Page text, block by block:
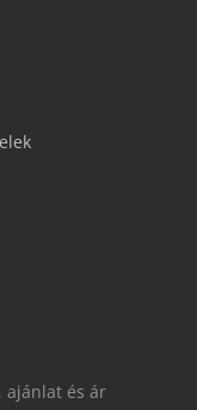
ajánlat és ár